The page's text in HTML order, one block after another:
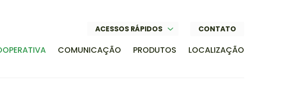
ACESSOS RÁPIDOS CONTATO
COMUNICAÇÃO PRODUTOS LOCALIZAÇÃO